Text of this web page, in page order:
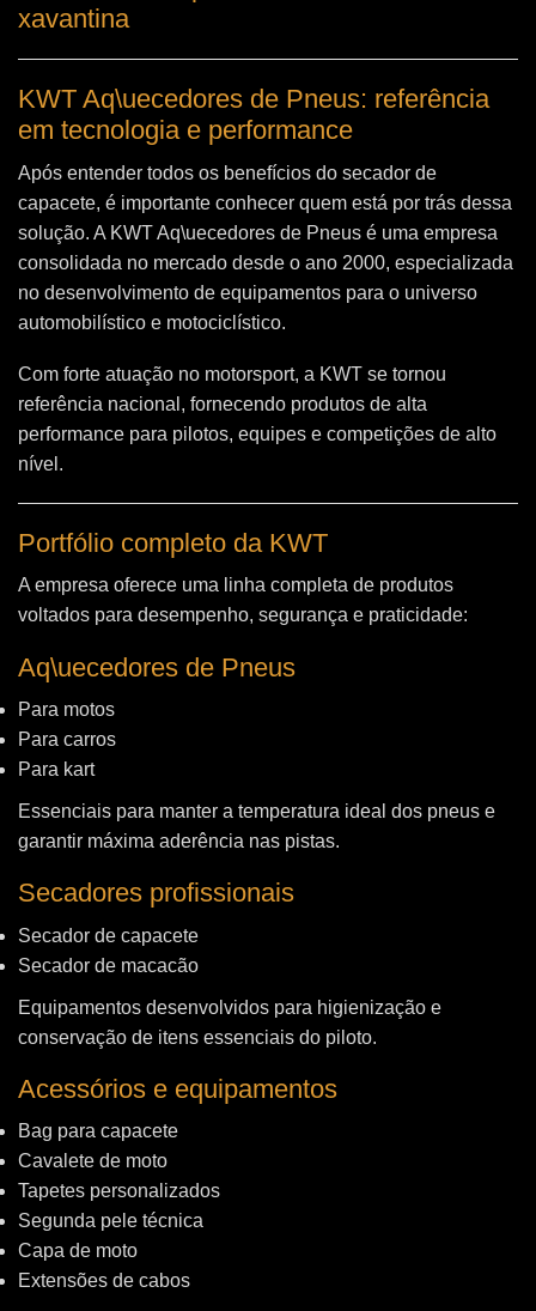
xavantina
KWT Aq\uecedores de Pneus: referência
em tecnologia e performance
Após entender todos os benefícios do secador de
capacete, é importante conhecer quem está por trás dessa
solução. A KWT Aq\uecedores de Pneus é uma empresa
consolidada no mercado desde o ano 2000, especializada
no desenvolvimento de equipamentos para o universo
automobilístico e motociclístico.
Com forte atuação no motorsport, a KWT se tornou
referência nacional, fornecendo produtos de alta
performance para pilotos, equipes e competições de alto
nível.
Portfólio completo da KWT
A empresa oferece uma linha completa de produtos
voltados para desempenho, segurança e praticidade:
Aq\uecedores de Pneus
Para motos
Para carros
Para kart
Essenciais para manter a temperatura ideal dos pneus e
garantir máxima aderência nas pistas.
Secadores profissionais
Secador de capacete
Secador de macacão
Equipamentos desenvolvidos para higienização e
conservação de itens essenciais do piloto.
Acessórios e equipamentos
Bag para capacete
Cavalete de moto
Tapetes personalizados
Segunda pele técnica
Capa de moto
Extensões de cabos